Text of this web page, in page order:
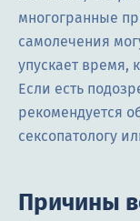
многогранные
самолечения
упускает время,
Если есть
рекомендуется
сексопатологу
Причины